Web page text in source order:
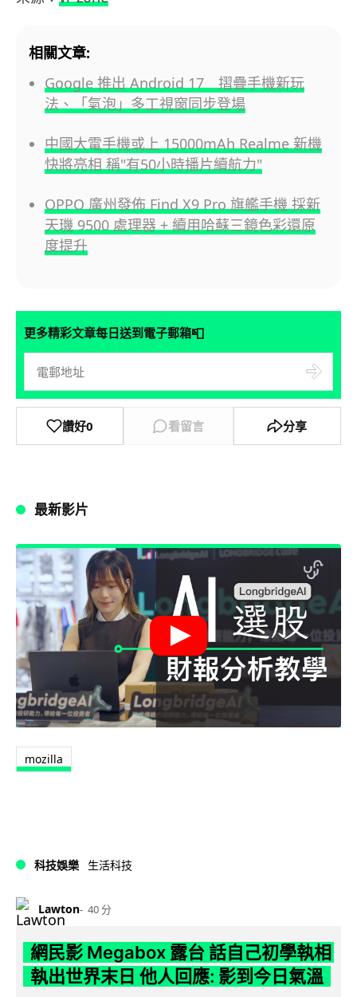
相關文章:
Google 推出 Android 17 摺疊手機新玩
法、「氣泡」多工視窗同步登場
中國大電手機或上 15000mAh Realme 新機
快將亮相 稱"有50小時播片續航力"
OPPO 廣州發佈 Find X9 Pro 旗艦手機 採新
天璣 9500 處理器 + 續用哈蘇三鏡色彩還原
度提升
更多精彩文章每日送到電子郵箱📮
讚好0 看留言 分享
最新影片
mozilla
科技娛樂 生活科技
Lawton 40 分
網民影 Megabox 露台 話自己初學執相
執出世界末日 他人回應: 影到今日氣溫